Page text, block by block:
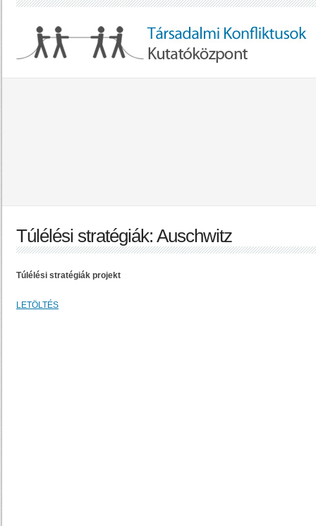
Túlélési stratégiák: Auschwitz
Túlélési stratégiák projekt
LETÖLTÉS